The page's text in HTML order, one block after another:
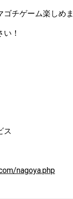
チゲーム楽しめま
！
ス
nagoya.php